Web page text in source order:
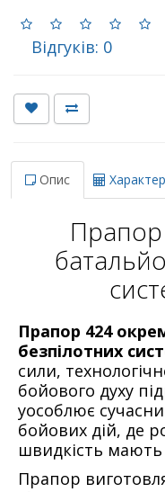
Відгуків: 0
Опис
Прапор 424
безпілотних
сили,
бойового духу
уособлює
бойових дій, де
швидкість
Прапор